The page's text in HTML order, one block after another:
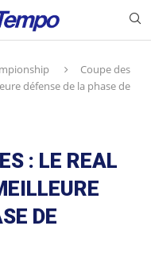
Coupe des
défense de la phase de
: LE REAL
DE